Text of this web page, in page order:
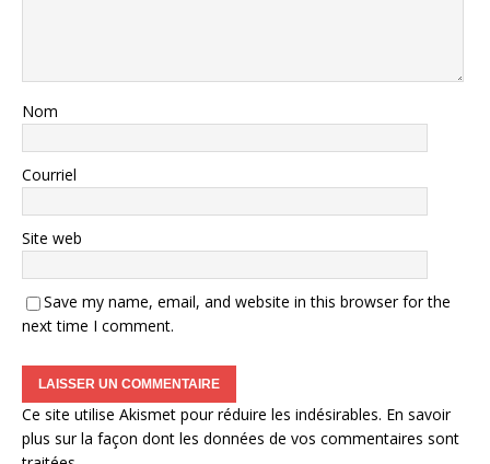
Nom
Courriel
Site web
Save my name, email, and website in this browser for the
next time I comment.
Ce site utilise Akismet pour réduire les indésirables. En savoir
plus sur la façon dont les données de vos commentaires sont